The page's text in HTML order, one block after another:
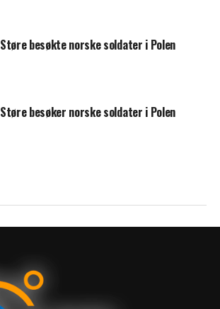
Støre besøkte norske soldater i Polen
Støre besøker norske soldater i Polen